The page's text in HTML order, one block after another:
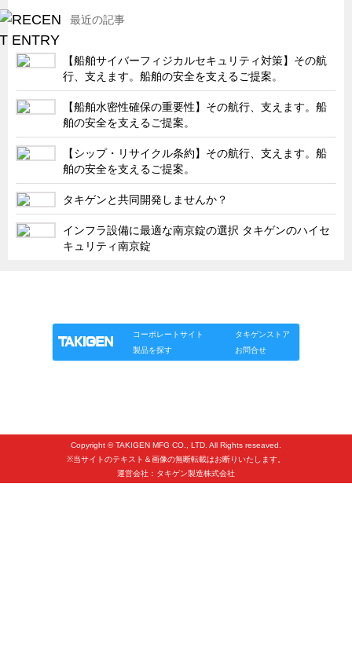
瀧源点回帰
光る技術！未来へのモノづくり
ちょっとユニークなお客様
ビジサスニュース
ECOLOGY NEWS SCRAMBLE
わが街わが支店
支店所在地（歴史探訪）
ニッポン再発見
あれこれWATCH
CATEGORY タキゲンinfo.
お知らせ
最近の記事
【船舶サイバーフィジカルセキュリティ対策】その航
行、支えます。船舶の安全を支えるご提案。
【船舶水密性確保の重要性】その航行、支えます。船
舶の安全を支えるご提案。
【シップ・リサイクル条約】その航行、支えます。船
舶の安全を支えるご提案。
タキゲンと共同開発しませんか？
インフラ設備に最適な南京錠の選択 タキゲンのハイセ
キュリティ南京錠
コーポレートサイト
タキゲンストア
製品を探す
お問合せ
Copyright © TAKIGEN MFG CO., LTD. All Rights reseaved.
※当サイトのテキスト＆画像の無断転載はお断りいたします。
運営会社：タキゲン製造株式会社